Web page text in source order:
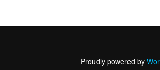
Proudly powered by